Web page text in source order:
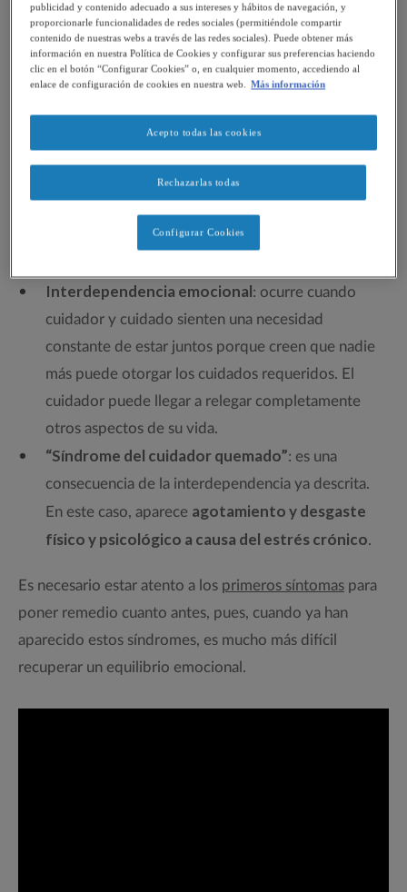
Acudir a un profesional de la
psicología especializado en estos
casos puede ser de gran ayuda
Las personas encargadas de la atención a adultos o
niños con parálisis cerebralpueden sufrir, en general,
dos consecuencias:
Interdependencia emocional: ocurre cuando
cuidador y cuidado sienten una necesidad
constante de estar juntos porque creen que nadie
más puede otorgar los cuidados requeridos. El
cuidador puede llegar a relegar completamente
otros aspectos de su vida.
“Síndrome del cuidador quemado”: es una
consecuencia de la interdependencia ya descrita.
En este caso, aparece agotamiento y desgaste
físico y psicológico a causa del estrés crónico.
Es necesario estar atento a los primeros síntomas para
poner remedio cuanto antes, pues, cuando ya han
aparecido estos síndromes, es mucho más difícil
recuperar un equilibrio emocional.
publicidad y contenido adecuado a sus intereses y hábitos de navegación, y
proporcionarle funcionalidades de redes sociales (permitiéndole compartir
contenido de nuestras webs a través de las redes sociales). Puede obtener más
información en nuestra Política de Cookies y configurar sus preferencias haciendo
clic en el botón “Configurar Cookies” o, en cualquier momento, accediendo al
enlace de configuración de cookies en nuestra web.
Más información
Rechazarlas todas
Acepto todas las cookies
Configurar Cookies